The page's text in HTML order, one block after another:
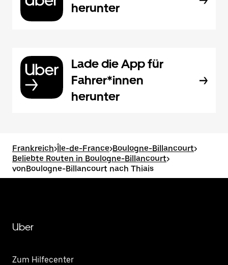
herunter
Lade die App für
Fahrer*innen
herunter
Frankreich>Île-de-France>Boulogne-Billancourt>
Beliebte Routen in Boulogne-Billancourt>
vonBoulogne-Billancourt nach Thiais
Uber
Zum Hilfecenter